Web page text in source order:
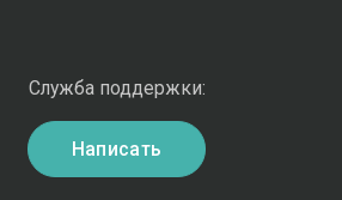
Служба поддержки:
Написать